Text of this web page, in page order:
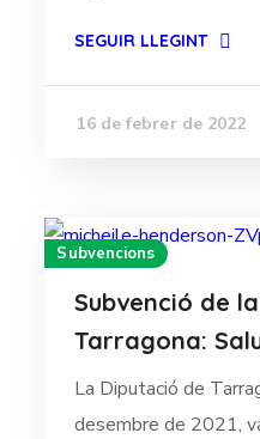
SEGUIR LLEGINT
16 de febrer de 2022
Subvencions
Subvenció de
Tarragona:
La Diputació de
desembre de 2021,